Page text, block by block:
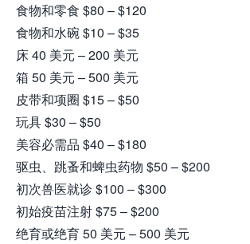
食物和零食 $80 – $120
食物和水碗 $10 – $35
床 40 美元 – 200 美元
箱 50 美元 – 500 美元
皮带和项圈 $15 – $50
玩具 $30 – $50
美容必需品 $40 – $180
驱虫、跳蚤和蜱虫药物 $50 – $200
初次兽医就诊 $100 – $300
初始疫苗注射 $75 – $200
绝育或绝育 50 美元 – 500 美元